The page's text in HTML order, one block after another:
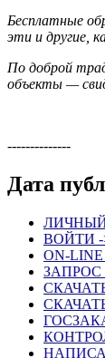
Бесплатные
эти и другие,
По доброй
объекты —
--------------
Дата
ВОЙТИ -
ON-